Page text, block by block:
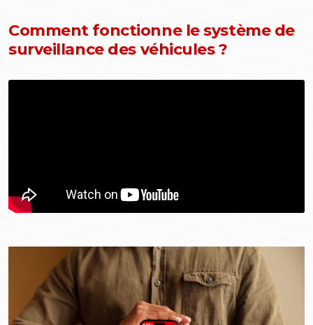
Comment fonctionne le système de
surveillance des véhicules ?